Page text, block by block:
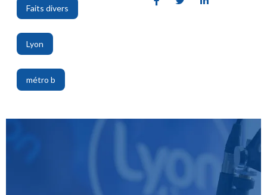
Faits divers
,
Lyon
,
métro b